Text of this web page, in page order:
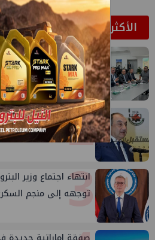
الأكثر قراءة
1
بدوي يتابع من مركز
وتأمين الاحتياجات
2
وتلك مفاجأة أخرى
3
انتهاء اجتماع وزير
توجهه إلى منجم